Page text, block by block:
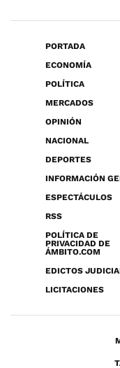
PORTADA
ECONOMÍA
POLÍTICA
MERCADOS
OPINIÓN
NACIONAL
DEPORTES
INFORMACIÓN
ESPECTÁCULOS
RSS
POLÍTICA DE
PRIVACIDAD DE
ÁMBITO.COM
EDICTOS
LICITACIONES